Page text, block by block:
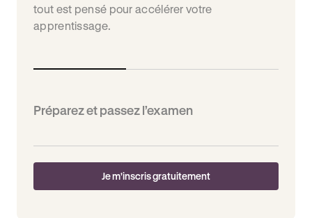
tout est pensé pour accélérer votre
apprentissage.
Préparez et passez l’examen
Je m'inscris gratuitement